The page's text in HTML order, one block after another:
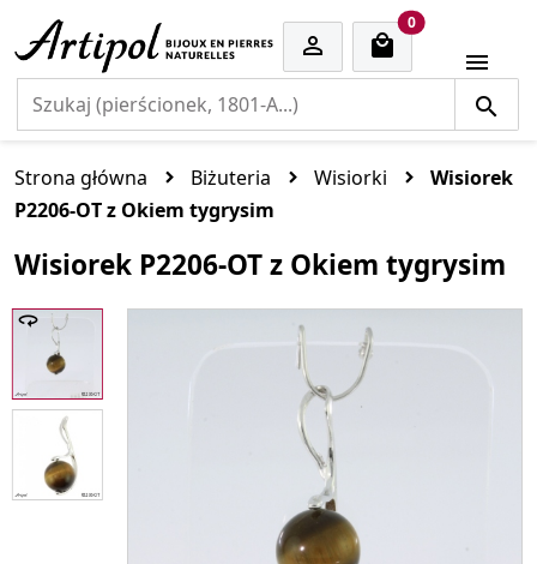

0cart items

Strona główna Biżuteria Wisiorki
Wisiorek
P2206-OT z Okiem tygrysim
Wisiorek P2206-OT z Okiem tygrysim